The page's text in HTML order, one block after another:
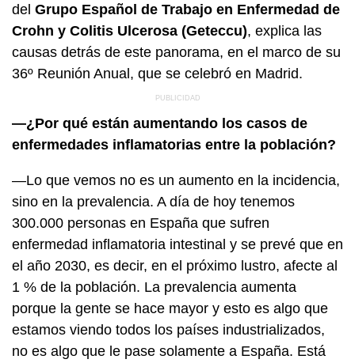
del Grupo Español de Trabajo en Enfermedad de
Crohn y Colitis Ulcerosa (Geteccu), explica las
causas detrás de este panorama, en el marco de su
36º Reunión Anual, que se celebró en Madrid.
—¿Por qué están aumentando los casos de
enfermedades inflamatorias entre la población?
—Lo que vemos no es un aumento en la incidencia,
sino en la prevalencia. A día de hoy tenemos
300.000 personas en España que sufren
enfermedad inflamatoria intestinal y se prevé que en
el año 2030, es decir, en el próximo lustro, afecte al
1 % de la población. La prevalencia aumenta
porque la gente se hace mayor y esto es algo que
estamos viendo todos los países industrializados,
no es algo que le pase solamente a España. Está